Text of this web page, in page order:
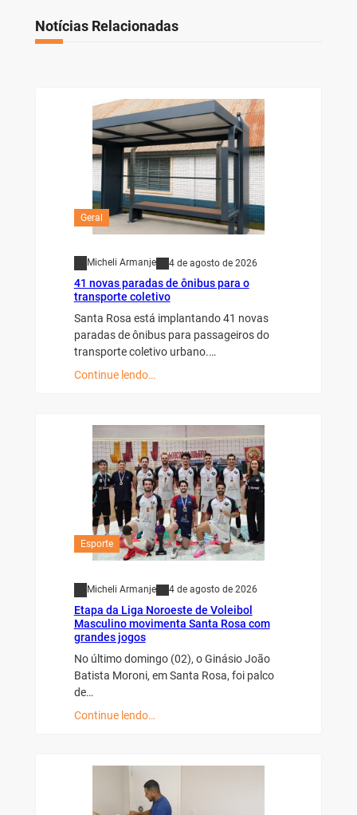
Notícias Relacionadas
Geral
Micheli Armanje 4 de agosto de 2026
41 novas paradas de ônibus para o
transporte coletivo
Santa Rosa está implantando 41 novas
paradas de ônibus para passageiros do
transporte coletivo urbano.…
Continue lendo…
Esporte
Micheli Armanje 4 de agosto de 2026
Etapa da Liga Noroeste de Voleibol
Masculino movimenta Santa Rosa com
grandes jogos
No último domingo (02), o Ginásio João
Batista Moroni, em Santa Rosa, foi palco
de…
Continue lendo…